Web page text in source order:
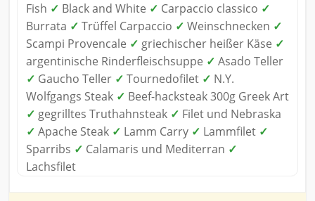
Fish ✓ Black and White ✓ Carpaccio classico ✓
Burrata ✓ Trüffel Carpaccio ✓ Weinschnecken ✓
Scampi Provencale ✓ griechischer heißer Käse ✓
argentinische Rinderfleischsuppe ✓ Asado Teller
✓ Gaucho Teller ✓ Tournedofilet ✓ N.Y.
Wolfgangs Steak ✓ Beef-hacksteak 300g Greek Art
✓ gegrilltes Truthahnsteak ✓ Filet und Nebraska
✓ Apache Steak ✓ Lamm Carry ✓ Lammfilet ✓
Sparribs ✓ Calamaris und Mediterran ✓
Lachsfilet